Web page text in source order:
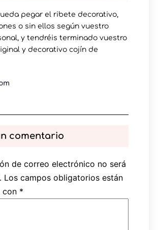
pegar el ribete decorativo,
o sin ellos según vuestro
y tendréis terminado vuestro
y decorativo cojín de
comentario
de correo electrónico no será
Los campos obligatorios están
con *